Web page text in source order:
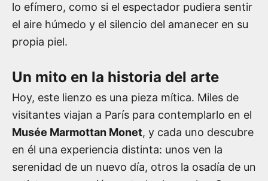
lo efímero, como si el espectador pudiera sentir
el aire húmedo y el silencio del amanecer en su
propia piel.
Un mito en la historia del arte
Hoy, este lienzo es una pieza mítica. Miles de
visitantes viajan a París para contemplarlo en el
Musée Marmottan Monet, y cada uno descubre
en él una experiencia distinta: unos ven la
serenidad de un nuevo día, otros la osadía de un